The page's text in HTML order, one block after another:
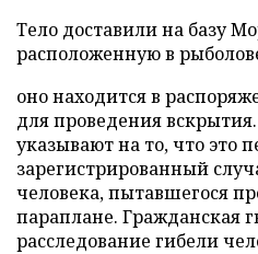
Тело доставили на базу
расположенную в
оно находится в
для проведения
указывают на то, что это
зарегистрированный
человека, пытавшегося
параплане. Гражданская
расследование гибели